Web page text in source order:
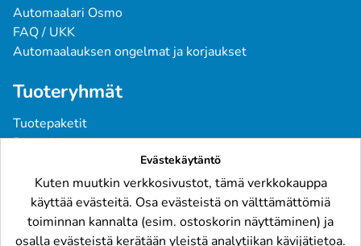
Automaalari Osmo
FAQ / UKK
Automaalauksen ongelmat ja korjaukset
Tuoteryhmät
Tuotepaketit
Pintavärit
Pohjatuotteet
Tarvikkeet
Raskaskalusto
Evästekäytäntö
Kuten muutkin verkkosivustot, tämä verkkokauppa
käyttää evästeitä. Osa evästeistä on välttämättömiä
toiminnan kannalta (esim. ostoskorin näyttäminen) ja
osalla evästeistä kerätään yleistä analytiikan kävijätietoa.